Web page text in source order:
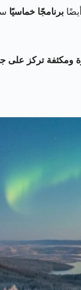
برنامجًا خماسيًا
ومكثفة تركز على